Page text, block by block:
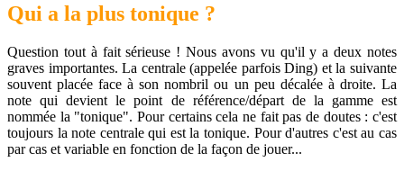
Qui a la plus tonique ?
Question tout à fait sérieuse ! Nous avons vu qu'il y a deux notes
graves importantes. La centrale (appelée parfois Ding) et la suivante
souvent placée face à son nombril ou un peu décalée à droite. La
note qui devient le point de référence/départ de la gamme est
nommée la "tonique". Pour certains cela ne fait pas de doutes : c'est
toujours la note centrale qui est la tonique. Pour d'autres c'est au cas
par cas et variable en fonction de la façon de jouer...